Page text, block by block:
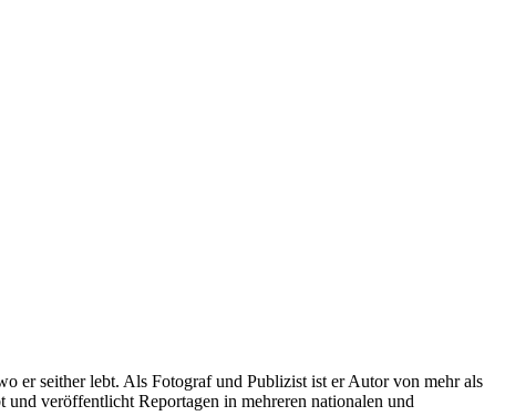
er seither lebt. Als Fotograf und Publizist ist er Autor von mehr als
veröffentlicht Reportagen in mehreren nationalen und